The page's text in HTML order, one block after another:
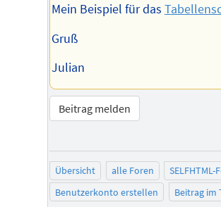
Mein Beispiel für das
Gruß
Julian
Beitrag melden
Übersicht alle Foren
SELFHTML-
Benutzerkonto erstellen
Beitrag im